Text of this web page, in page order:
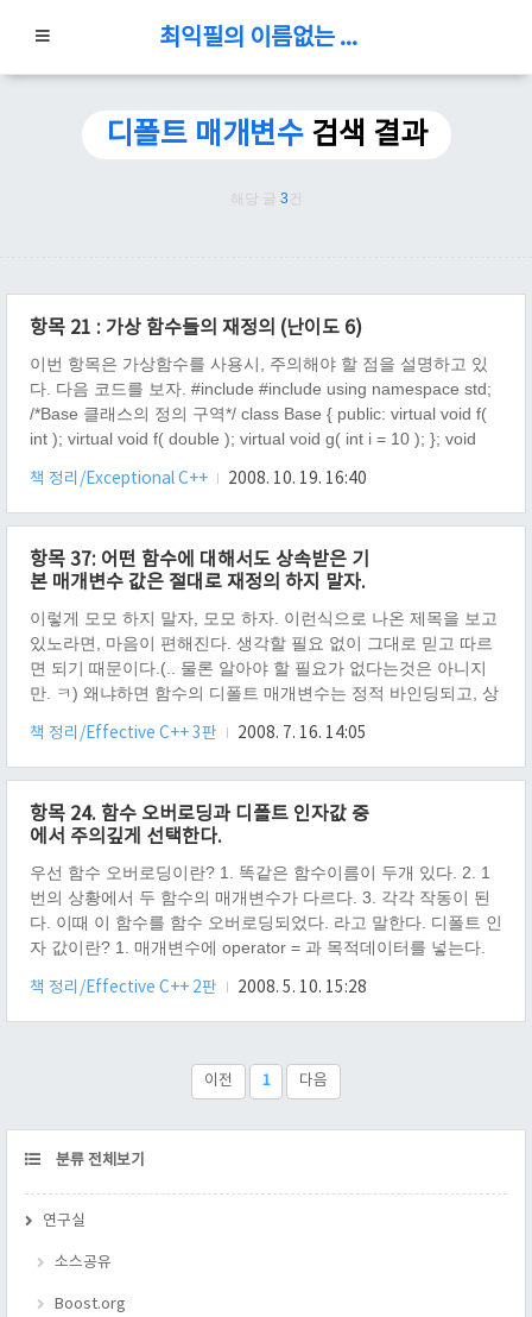
최익필의 이름없는 블로그
디폴트 매개변수 검색 결과
해당 글 3 건
항목 21 : 가상 함수들의 재정의 (난이도 6)
이번 항목은 가상함수를 사용시, 주의해야 할 점을 설명하고 있
다. 다음 코드를 보자. #include #include using namespace std;
/*Base 클래스의 정의 구역*/ class Base { public: virtual void f(
int ); virtual void f( double ); virtual void g( int i = 10 ); }; void
책 정리/Exceptional C++
2008. 10. 19. 16:40
항목 37: 어떤 함수에 대해서도 상속받은 기
본 매개변수 값은 절대로 재정의 하지 말자.
이렇게 모모 하지 말자, 모모 하자. 이런식으로 나온 제목을 보고
있노라면, 마음이 편해진다. 생각할 필요 없이 그대로 믿고 따르
면 되기 때문이다.(.. 물론 알아야 할 필요가 없다는것은 아니지
만. ㅋ) 왜냐하면 함수의 디폴트 매개변수는 정적 바인딩되고, 상
하면 편하겠지만, 정적 바인딩, 동적 바인딩에 대해서 알아야 더
편한 세상에 살수 있어, 정리해 둔다. 정적 바인딩이란, 확실한 것
캐싱할수가 있어, 더 빠르다. 공식적으론 선행 바인딩(Early
Binding)이라 부른다.(이 말이 개인적으로 더 좋다고 보는데..) 동
적 바인딩이란, 유동적이기에 미리 묶을수 없지만, 동적으로 다..
책 정리/Effective C++ 3판 2008. 7. 16. 14:05
항목 24. 함수 오버로딩과 디폴트 인자값 중
에서 주의깊게 선택한다.
우선 함수 오버로딩이란? 1. 똑같은 함수이름이 두개 있다. 2. 1
번의 상황에서 두 함수의 매개변수가 다르다. 3. 각각 작동이 된
다. 이때 이 함수를 함수 오버로딩되었다. 라고 말한다. 디폴트 인
자 값이란? 1. 매개변수에 operator = 과 목적데이터를 넣는다.
오버로딩과 디폴트 인자값 중에서 주의깊게 선택한다. 이유 1.
C++ 특유의 함수 오버로딩과 디폴트매개변수 사이에 모호성이
한다. (컴파일러 찾아주는 오류는 너무 반갑고 기분좋다.) 2. 가독
성이 떨어 진다.... 해결방법 1. 자신에게 자문해 본다. - 디폴트로
책 정리/Effective C++ 2판 2008. 5. 10. 15:28
이전 1 다음
CATEGORY
분류 전체보기
연구실
소스공유
Boost.org